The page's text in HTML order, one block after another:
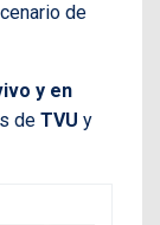
de
y en
de TVU y